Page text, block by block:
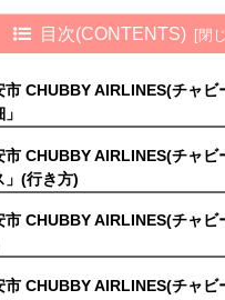
目次(CONTENTS)
市 CHUBBY AIRLINES(チャビ
市 CHUBBY AIRLINES(チャビ
」(行き方)
市 CHUBBY AIRLINES(チャビ
市 CHUBBY AIRLINES(チャビ